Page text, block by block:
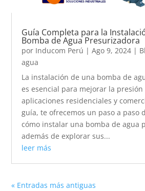
Guía Completa para la
Bomba de Agua Presurizadora
por Inducom Perú |Ago 9, 2024 |
agua
La instalación de una bomba de
es esencial para mejorar la presión
aplicaciones residenciales y
guía, te ofrecemos un paso a paso
cómo instalar una bomba de agua
además de explorar sus...
leer más
« Entradas más antiguas